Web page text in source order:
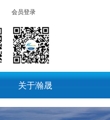
会员登录
关于瀚晟